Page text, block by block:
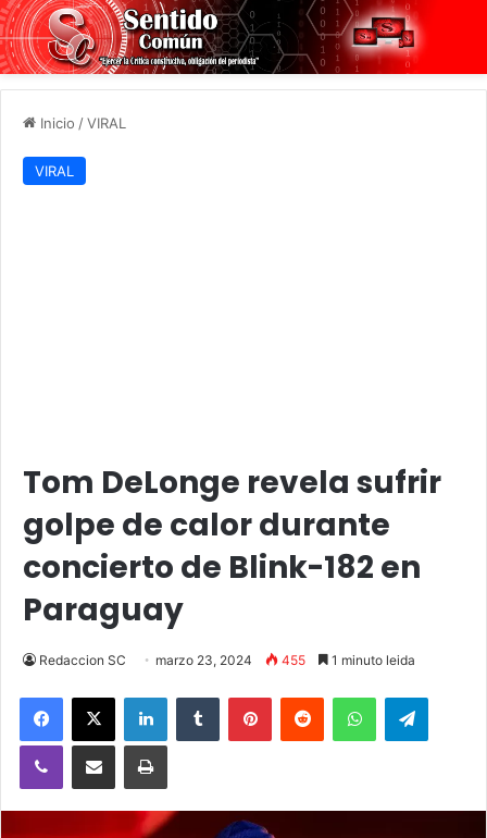
Inicio /VIRAL
VIRAL
Tom DeLonge revela sufrir
golpe de calor durante
concierto de Blink-182 en
Paraguay
Redaccion SC marzo 23, 2024 455 1 minuto leida
Facebook
X LinkedInTumblr PinterestReddit WhatsApp
Viber Compartir vía email Imprimir